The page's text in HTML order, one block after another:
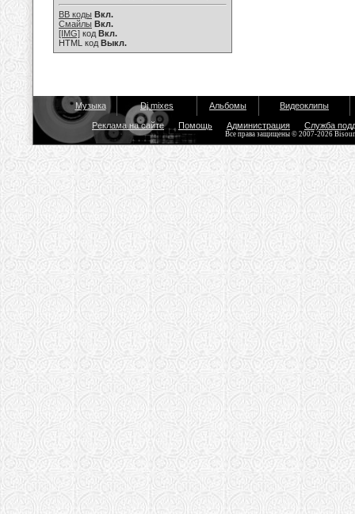
BB коды Вкл.
Смайлы Вкл.
[IMG] код Вкл.
HTML код Выкл.
Музыка Dj mixes Альбомы Видеоклипы
Реклама на сайте Помощь Администрация Служба
Все права защищены © 2007-2026